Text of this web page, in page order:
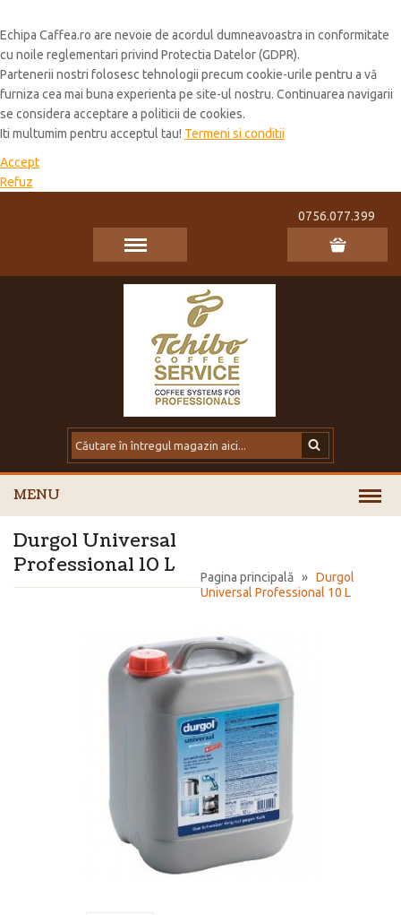
Echipa Caffea.ro are nevoie de acordul dumneavoastra in conformitate
cu noile reglementari privind Protectia Datelor (GDPR).
Partenerii nostri folosesc tehnologii precum cookie-urile pentru a vă
furniza cea mai buna experienta pe site-ul nostru. Continuarea navigarii
se considera acceptare a politicii de cookies.
Iti multumim pentru acceptul tau! Termeni si conditii
Accept
Refuz
0756.077.399
MENU
Pagina principală » Durgol
Universal Professional 10 L
Durgol Universal
Professional 10 L